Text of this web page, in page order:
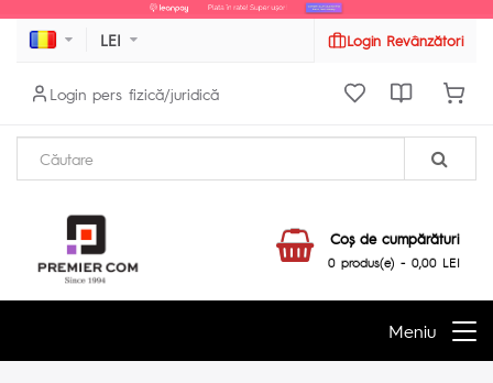
LEI Login Revânzători
Login pers fizică/juridică
Coş de cumpărături
0 produs(e) - 0,00 LEI
Meniu